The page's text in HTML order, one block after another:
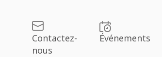
Contactez-
nous
Événements